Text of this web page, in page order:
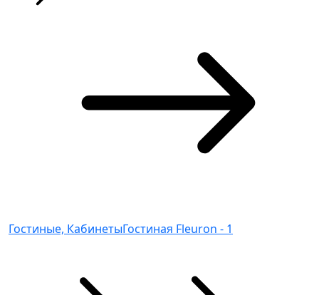
Гостиные, КабинетыГостиная Fleuron - 1